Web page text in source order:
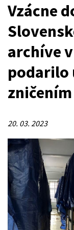
Vzácne
archíve
podarilo
zničením
20. 03. 2023